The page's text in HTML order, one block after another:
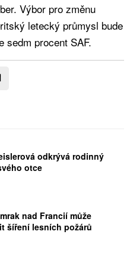
Výbor pro změnu
letecký průmysl bude
sedm procent SAF.
odkrývá rodinný
otce
nad Francií může
šíření lesních požárů